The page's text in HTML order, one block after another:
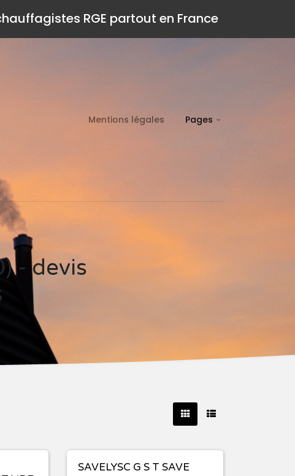
RGE partout en France
Mentions légales Pages
SAVELYSC G S T SAVE